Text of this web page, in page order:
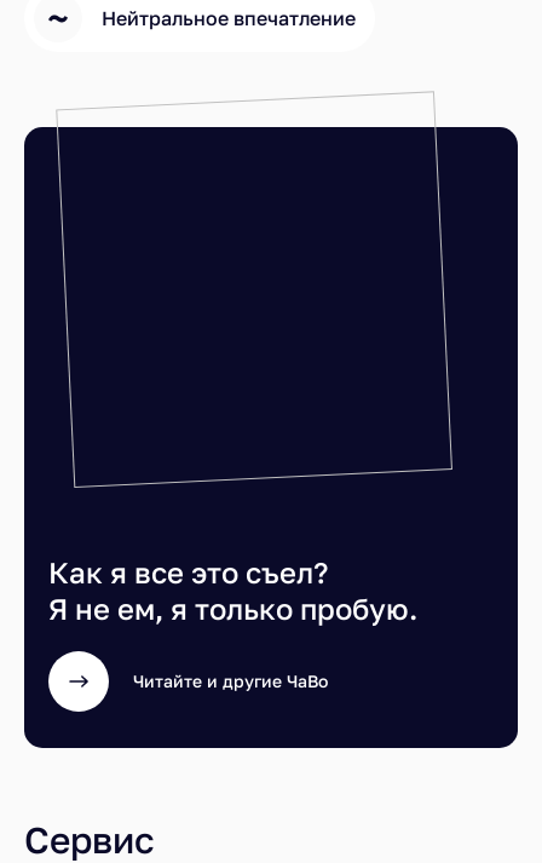
Нейтральное впечатление
Как я все это съел?
Я не ем, я только пробую.
Читайте и другие ЧаВо
Сервис